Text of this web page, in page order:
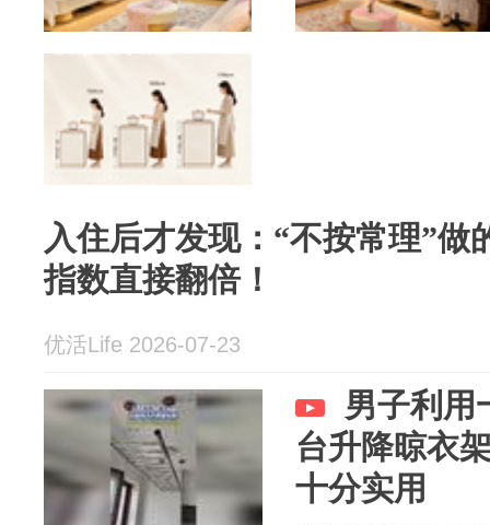
入住后才发现：“不按常理”做
指数直接翻倍！
优活Life 2026-07-23
男子利用
台升降晾衣
十分实用